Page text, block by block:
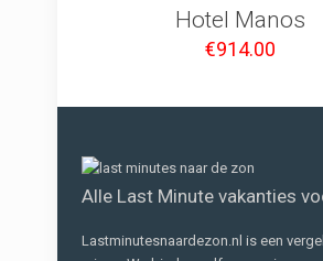
Hotel Manos
€914.00
Alle Last Minute vakanties
Lastminutesnaardezon.nl is een